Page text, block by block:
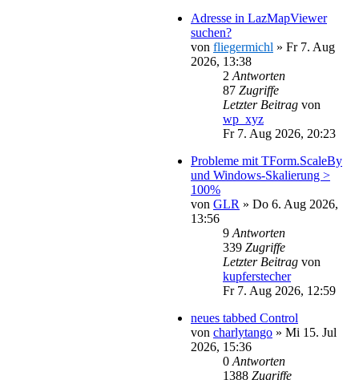
Adresse in LazMapViewer
suchen?
von fliegermichl » Fr 7. Aug
2026, 13:38
2 Antworten
87 Zugriffe
Letzter Beitrag von
wp_xyz
Fr 7. Aug 2026, 20:23
Probleme mit TForm.ScaleBy
und Windows-Skalierung >
100%
von GLR » Do 6. Aug 2026,
13:56
9 Antworten
339 Zugriffe
Letzter Beitrag von
kupferstecher
Fr 7. Aug 2026, 12:59
neues tabbed Control
von charlytango » Mi 15. Jul
2026, 15:36
0 Antworten
1388 Zugriffe